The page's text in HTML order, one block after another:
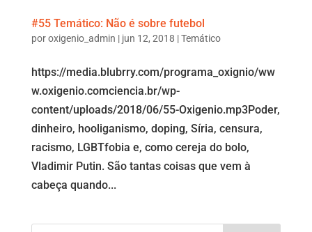
#55 Temático: Não é sobre futebol
poroxigenio_admin | jun 12, 2018 |Temático
https://media.blubrry.com/programa_oxignio/ww
w.oxigenio.comciencia.br/wp-
content/uploads/2018/06/55-Oxigenio.mp3Poder,
dinheiro, hooliganismo, doping, Síria, censura,
racismo, LGBTfobia e, como cereja do bolo,
Vladimir Putin. São tantas coisas que vem à
cabeça quando...